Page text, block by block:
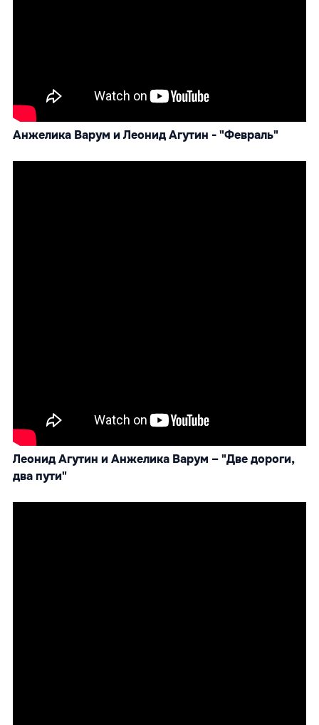
Анжелика Варум и Леонид Агутин - "Февраль"
Леонид Агутин и Анжелика Варум – "Две дороги,
два пути"